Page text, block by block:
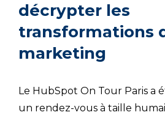
décrypter les
transformations
marketing
Le HubSpot On Tour Paris a
un rendez-vous à taille